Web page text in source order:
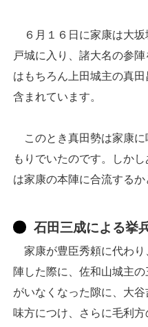
６月１６日に家康は大坂
戸城に入り、諸大名の参
はもちろん上田城主の真
含まれています。
このとき真田勢は家康に
もりでいたのです。しか
は家康の本陣に合流するか
石田三成による挙
家康が豊臣秀頼に代わり
陣した際に、佐和山城主
がいなくなった隙に、大
味方につけ、さらに毛利